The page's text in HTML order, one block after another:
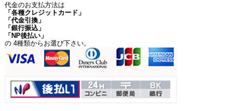
代金のお支払方法は
「各種クレジットカード」
「代金引換」
「銀行振込」
「NP後払い」
の 4種類からお選び下さい。